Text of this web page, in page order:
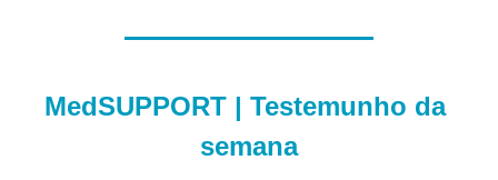
MedSUPPORT | Testemunho da
semana